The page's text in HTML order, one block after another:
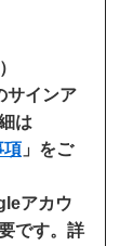
サインア
は
項 」をご
アカウ
です。詳